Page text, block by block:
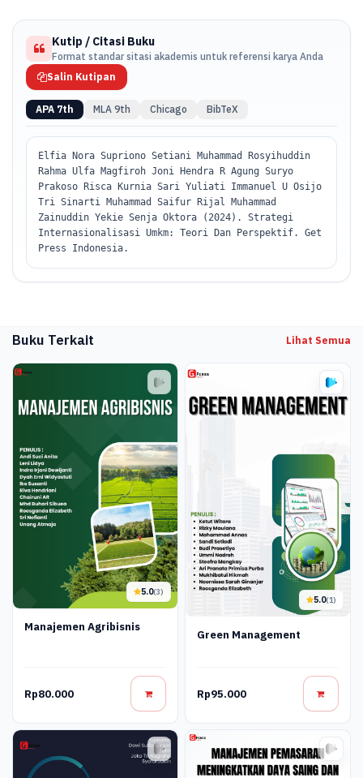
memahami dan mengimplementasikan strategi inter-
nasionalisasi secara efektif.
Kutip / Citasi Buku
Format standar sitasi akademis untuk referensi karya Anda
Salin Kutipan
APA 7th MLA 9th Chicago BibTeX
Elfia Nora Supriono Setiani Muhammad Rosyihuddin
Rahma Ulfa Magfiroh Joni Hendra R Agung Suryo
Prakoso Risca Kurnia Sari Yuliati Immanuel U Osijo
Tri Sinarti Muhammad Saifur Rijal Muhammad
Zainuddin Yekie Senja Oktora (2024). Strategi
Internasionalisasi Umkm: Teori Dan Perspektif. Get
Press Indonesia.
Buku Terkait Lihat Semua
5.0(3)
Manajemen Agribisnis
Rp80.000
5.0(1)
Green Management
Rp95.000